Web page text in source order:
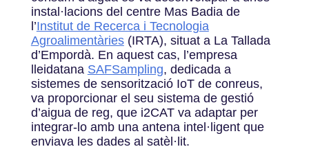
instal·lacions del centre Mas Badia de
l’Institut de Recerca i Tecnologia
Agroalimentàries(IRTA), situat a La Tallada
d’Empordà. En aquest cas, l’empresa
lleidatana SAFSampling, dedicada a
sistemes de sensorització IoT de conreus,
va proporcionar el seu sistema de gestió
d’aigua de reg, que i2CAT va adaptar per
integrar-lo amb una antena intel·ligent que
enviava les dades al satèl·lit.